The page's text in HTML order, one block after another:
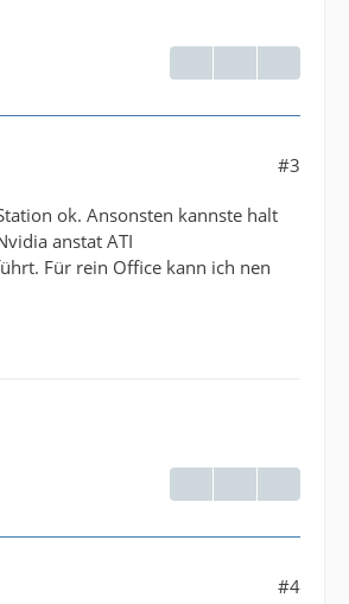
#3
ok. Ansonsten kannste halt
anstat ATI
Für rein Office kann ich nen
#4